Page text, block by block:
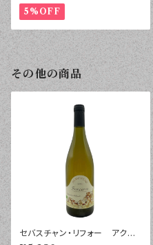
5%OFF
その他の商品
セバスチャン・リフォー アクメ